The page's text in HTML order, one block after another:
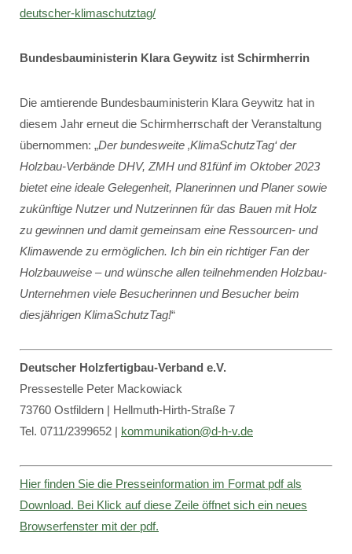
deutscher-klimaschutztag/
Bundesbauministerin Klara Geywitz ist Schirmherrin
Die amtierende Bundesbauministerin Klara Geywitz hat in
diesem Jahr erneut die Schirmherrschaft der Veranstaltung
übernommen: „Der bundesweite ‚KlimaSchutzTag‘ der
Holzbau-Verbände DHV, ZMH und 81fünf im Oktober 2023
bietet eine ideale Gelegenheit, Planerinnen und Planer sowie
zukünftige Nutzer und Nutzerinnen für das Bauen mit Holz
zu gewinnen und damit gemeinsam eine Ressourcen- und
Klimawende zu ermöglichen. Ich bin ein richtiger Fan der
Holzbauweise – und wünsche allen teilnehmenden Holzbau-
Unternehmen viele Besucherinnen und Besucher beim
diesjährigen KlimaSchutzTag!“
Deutscher Holzfertigbau-Verband e.V.
Pressestelle Peter Mackowiack
73760 Ostfildern | Hellmuth-Hirth-Straße 7
Tel. 0711/2399652 | kommunikation@d-h-v.de
Hier finden Sie die Presseinformation im Format pdf als
Download. Bei Klick auf diese Zeile öffnet sich ein neues
Browserfenster mit der pdf.